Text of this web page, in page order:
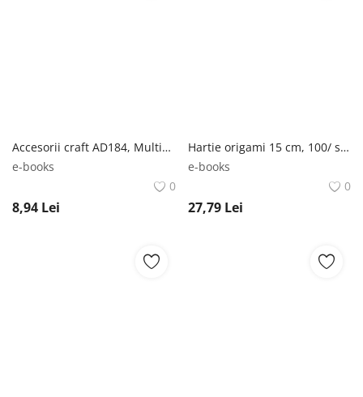
Accesorii craft AD184, Multibling
e-books
0
8,94 Lei
Hartie origami 15 cm, 100/ set DACO
e-books
0
27,79 Lei